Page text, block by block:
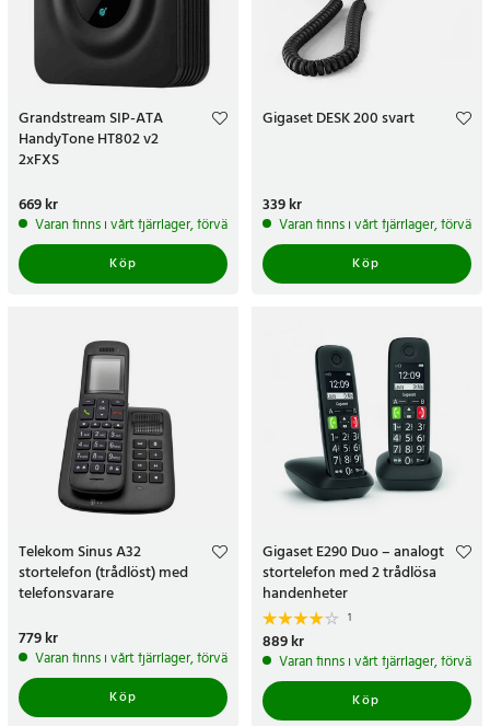
Grandstream SIP-ATA
HandyTone HT802 v2
2xFXS
Pris:669 kr
669 kr
Varan finns i vårt fjärrlager, förväntas skickas inom 5-7 arbetsdagar
Köp
Gigaset DESK 200 svart
Pris:339 kr
339 kr
Varan finns i vårt fjärrlager,
Köp
Telekom Sinus A32
stortelefon (trådlöst) med
telefonsvarare
Pris:779 kr
779 kr
Varan finns i vårt fjärrlager, förväntas skickas inom 5-7 arbetsdagar
Köp
Gigaset E290 Duo – analogt
stortelefon med 2 trådlösa
handenheter
1
Pris:889 kr
889 kr
Varan finns i vårt fjärrlager,
Köp